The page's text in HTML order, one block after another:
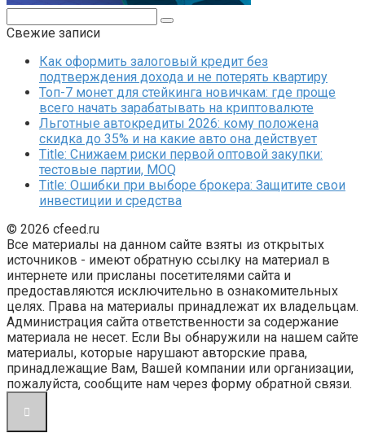
Свежие записи
Как оформить залоговый кредит без
подтверждения дохода и не потерять квартиру
Топ-7 монет для стейкинга новичкам: где проще
всего начать зарабатывать на криптовалюте
Льготные автокредиты 2026: кому положена
скидка до 35% и на какие авто она действует
Title: Снижаем риски первой оптовой закупки:
тестовые партии, MOQ
Title: Ошибки при выборе брокера: Защитите свои
инвестиции и средства
© 2026 cfeed.ru
Все материалы на данном сайте взяты из открытых
источников - имеют обратную ссылку на материал в
интернете или присланы посетителями сайта и
предоставляются исключительно в ознакомительных
целях. Права на материалы принадлежат их владельцам.
Администрация сайта ответственности за содержание
материала не несет. Если Вы обнаружили на нашем сайте
материалы, которые нарушают авторские права,
принадлежащие Вам, Вашей компании или организации,
пожалуйста, сообщите нам через форму обратной связи.